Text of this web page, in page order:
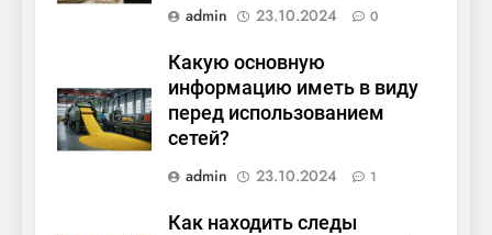
admin
23.10.2024 0
Какую основную
информацию иметь в виду
перед использованием
сетей?
admin
23.10.2024 1
Как находить следы